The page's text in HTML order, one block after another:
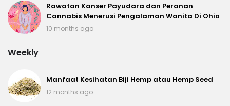
Rawatan Kanser Payudara dan Peranan
Cannabis Menerusi Pengalaman Wanita Di Ohio
10 months ago
Weekly
Manfaat Kesihatan Biji Hemp atau Hemp Seed
12 months ago